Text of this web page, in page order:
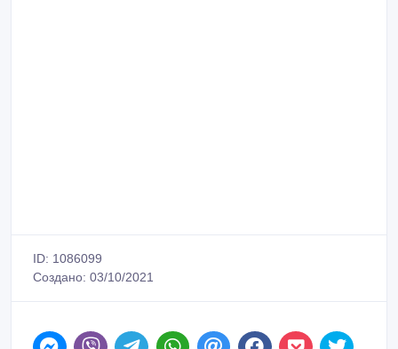
ID: 1086099
Создано: 03/10/2021